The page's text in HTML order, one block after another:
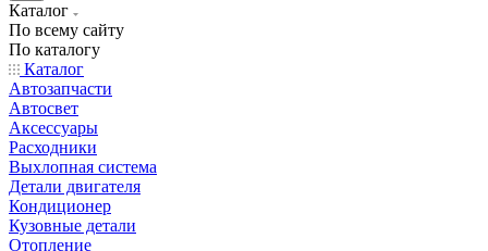
Каталог
По всему сайту
По каталогу
Каталог
Автозапчасти
Автосвет
Аксессуары
Расходники
Выхлопная система
Детали двигателя
Кондиционер
Кузовные детали
Отопление